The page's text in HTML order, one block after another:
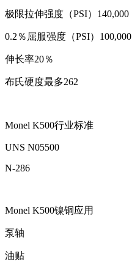
极限拉伸强度（PSI）140,000
0.2％屈服强度（PSI）100,000
伸长率20％
布氏硬度最多262
Monel K500行业标准
UNS N05500
N-286
Monel K500镍铜应用
泵轴
油贴